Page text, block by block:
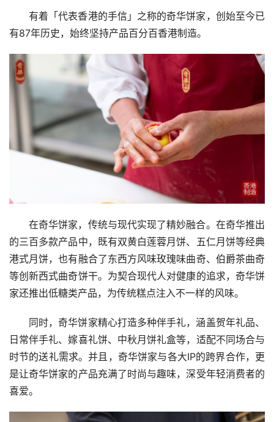
有着「代表香港的手信」之称的奇华饼家，创始至今已
有87年历史，始终坚持产品百分百香港制造。
在奇华饼家，传统与现代实现了精妙融合。在奇华推出
的三百多款产品中，既有双黄白莲蓉月饼、五仁月饼等经典
港式月饼，也有融合了东西方风味玫瑰味曲奇、伯爵茶曲奇
等创新西式曲奇饼干。为契合现代人对健康的追求，奇华饼
家还推出低糖类产品，为传统糕点注入不一样的风味。
同时，奇华饼家精心打造多种伴手礼，涵盖贺年礼品、
日常伴手礼、嫁喜礼饼、中秋月饼礼盒等，适配不同场合与
时节的送礼需求。并且，奇华饼家与各大IP的跨界合作，更
是让奇华饼家的产品充满了时尚与趣味，深受年轻消费者的
喜爱。